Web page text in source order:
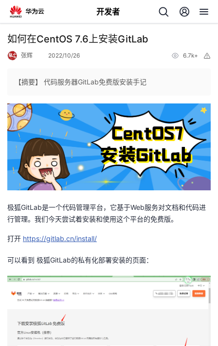
开发者
返
个
人
主
页
我
开
发
者
我
的
客
我
论
的
我
如何在CentOS 7.6上安装GitLab
张辉 2022/10/26 6.7k+
【摘要】 代码服务器GitLab免费版安装手记
极狐GitLab是一个代码管理平台，它基于Web服务对文档和代码进
行管理。我们今天尝试着安装和使用这个平台的免费版。
打开 https://gitlab.cn/install/
可以看到 极狐GitLab的私有化部署安装的页面：